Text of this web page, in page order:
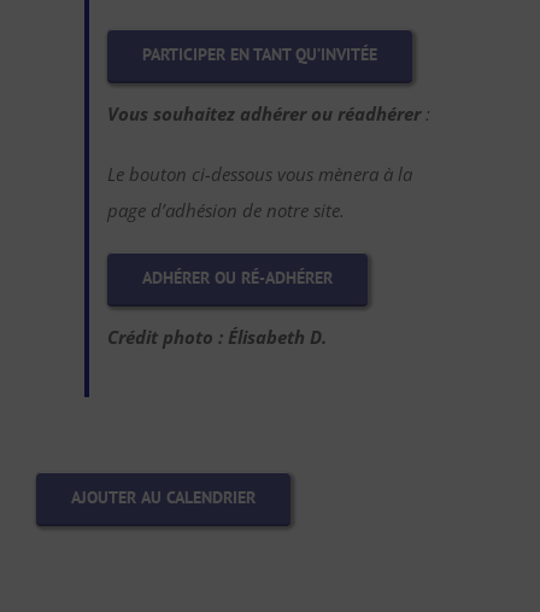
PARTICIPER EN TANT QU’INVITÉE
Vous souhaitez adhérer ou réadhérer:
Le bouton ci-dessous vous mènera à la
page d’adhésion de notre site.
ADHÉRER OU RÉ-ADHÉRER
Crédit photo : Élisabeth D.
AJOUTER AU CALENDRIER